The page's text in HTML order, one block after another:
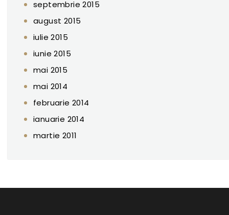
septembrie 2015
august 2015
iulie 2015
iunie 2015
mai 2015
mai 2014
februarie 2014
ianuarie 2014
martie 2011